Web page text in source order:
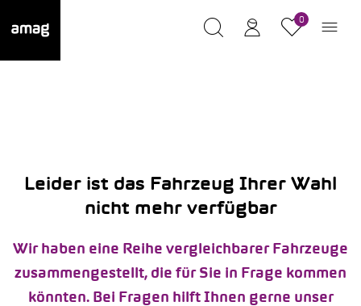
0
Leider ist das Fahrzeug Ihrer Wahl
nicht mehr verfügbar
Wir haben eine Reihe vergleichbarer Fahrzeuge
zusammengestellt, die für Sie in Frage kommen
könnten. Bei Fragen hilft Ihnen gerne unser